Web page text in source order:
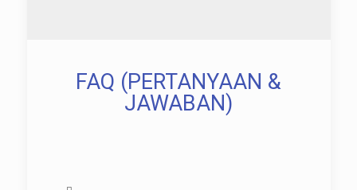
FAQ (PERTANYAAN &
JAWABAN)